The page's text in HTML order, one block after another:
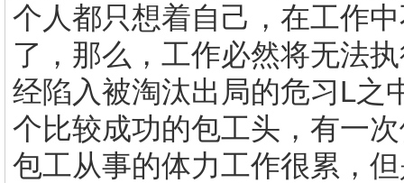
个人都只想着自己，在工作
了，那么，工作必然将无法
经陷入被淘汰出局的危习L之
个比较成功的包工头，有一
包工从事的体力工作很累，